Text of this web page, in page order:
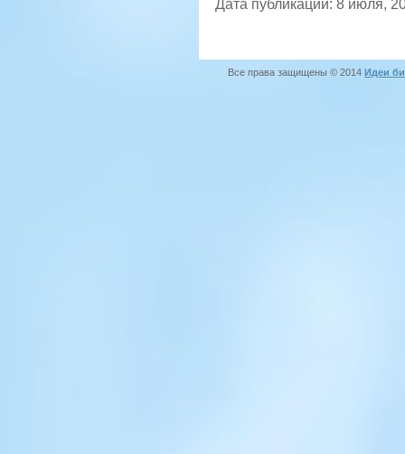
Дата публикации: 8 июля,
Все права защищены © 2014 Идеи